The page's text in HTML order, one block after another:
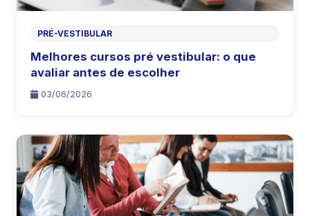
PRÉ-VESTIBULAR
Melhores cursos pré vestibular: o que
avaliar antes de escolher
03/06/2026